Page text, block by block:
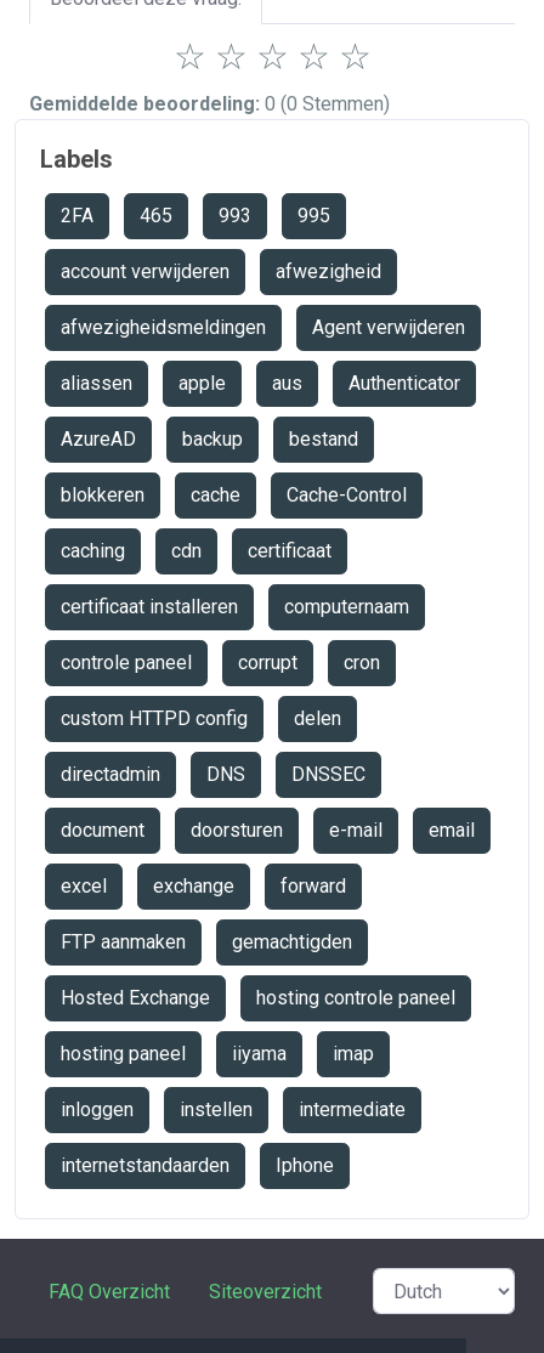
☆
☆
☆
☆
☆
Gemiddelde beoordeling: 0 (0 Stemmen)
Labels
2FA 465 993 995
account verwijderen afwezigheid
afwezigheidsmeldingen Agent verwijderen
aliassen apple aus Authenticator
AzureAD backup bestand
blokkeren cache Cache-Control
caching cdn certificaat
certificaat installeren computernaam
controle paneel corrupt cron
custom HTTPD config delen
directadmin DNS DNSSEC
document doorsturen e-mail email
excel exchange forward
FTP aanmaken gemachtigden
Hosted Exchange hosting controle paneel
hosting paneel iiyama imap
inloggen instellen intermediate
internetstandaarden Iphone
FAQ Overzicht Siteoverzicht